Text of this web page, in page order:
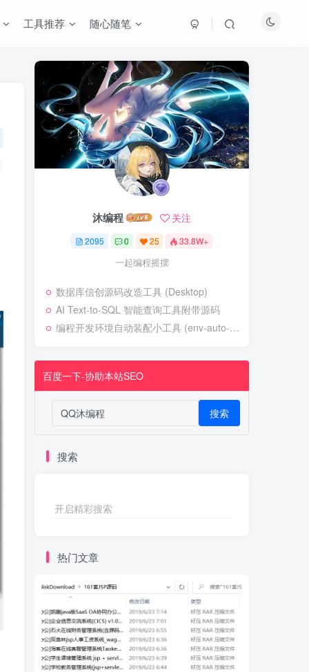
工具推荐 随心随笔
沐编程 关注
2095 0 25 33.8W+
一起编程摇摆
数据库信创源码改造工具 (Desktop)
AI Text-to-SQL 智能查询工具附带源码
编程开发环境自动装配小工具 (env-auto-setup)
百度一下-协助本站SEO
搜索
搜索
开启精彩搜索
热门文章